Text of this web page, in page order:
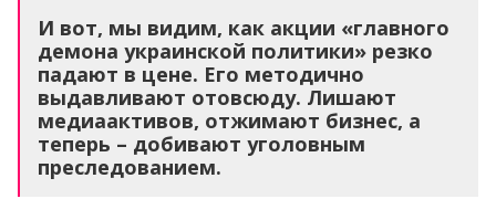
И вот, мы видим, как акции «главного
демона украинской политики» резко
падают в цене. Его методично
выдавливают отовсюду. Лишают
медиаактивов, отжимают бизнес, а
теперь – добивают уголовным
преследованием.